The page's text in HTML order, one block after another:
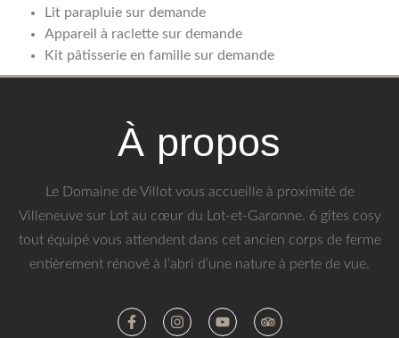
Lit parapluie sur demande
Appareil à raclette sur demande
Kit pâtisserie en famille sur demande
À propos
Le Domaine de Villot vous accueille à proximité de
Villeneuve sur Lot au cœur du Lot-et-Garonne. 6 gîtes cosy
tout équipé vous attendent dans cet ancien corps de ferme
entièrement rénové à l’abri d’une nature à perte de vue.